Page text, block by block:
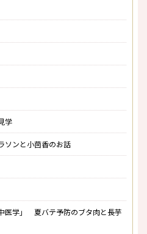
学
ソンと小茴香のお話
医学」 夏バテ予防のブタ肉と長芋